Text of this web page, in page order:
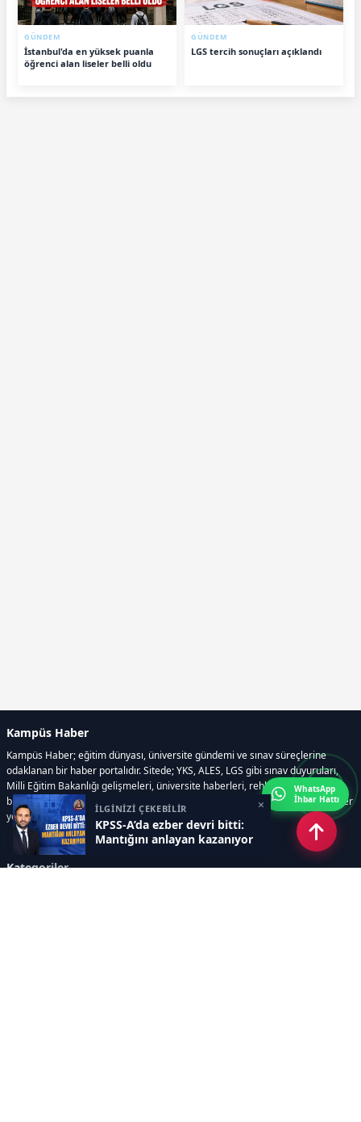
GÜNDEM
İstanbul'da en yüksek puanla
öğrenci alan liseler belli oldu
GÜNDEM
LGS tercih sonuçları açıklandı
İLGİNİZİ ÇEKEBİLİR
KPSS-A’da ezber devri bitti:
Mantığını anlayan kazanıyor
×
Kampüs Haber
Kampüs Haber; eğitim dünyası, üniversite gündemi ve sınav süreçlerine
odaklanan bir haber portalıdır. Sitede; YKS, ALES, LGS gibi sınav duyuruları,
Milli Eğitim Bakanlığı gelişmeleri, üniversite haberleri, rehberlik içerikleri,
bilim ve teknoloji alanındaki yenilikler ile öğrenci yaşamına dair güncel bilgiler
yer alır.
Kategoriler
WhatsApp
İhbar Hattı